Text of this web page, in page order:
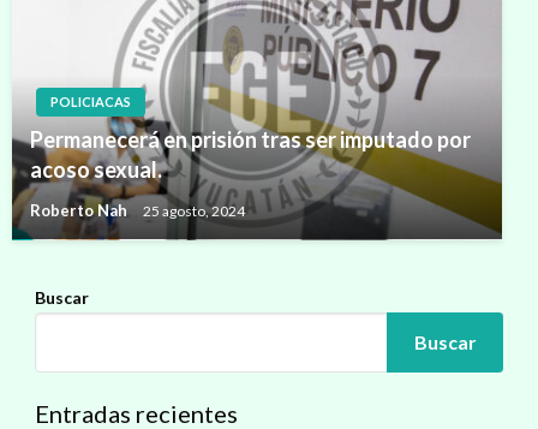
POLICIACAS
Permanecerá en prisión tras ser imputado por
acoso sexual.
Roberto Nah 25 agosto, 2024
Buscar
Buscar
Entradas recientes